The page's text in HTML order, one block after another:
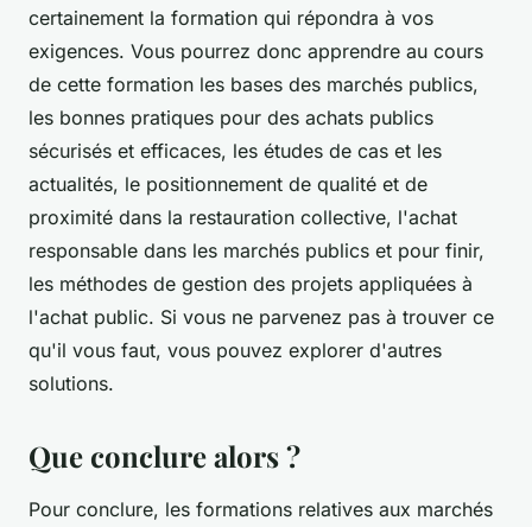
certainement la formation qui répondra à vos
exigences. Vous pourrez donc apprendre au cours
de cette formation les bases des marchés publics,
les bonnes pratiques pour des achats publics
sécurisés et efficaces, les études de cas et les
actualités, le positionnement de qualité et de
proximité dans la restauration collective, l'achat
responsable dans les marchés publics et pour finir,
les méthodes de gestion des projets appliquées à
l'achat public. Si vous ne parvenez pas à trouver ce
qu'il vous faut, vous pouvez explorer d'autres
solutions.
Que conclure alors ?
Pour conclure, les formations relatives aux marchés